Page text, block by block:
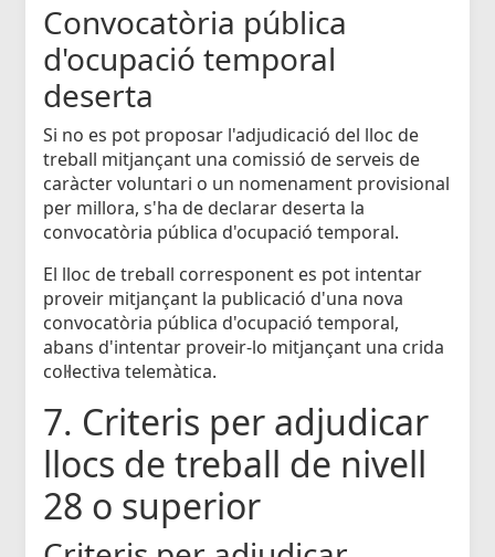
Convocatòria pública
d'ocupació temporal
deserta
Si no es pot proposar l'adjudicació del lloc de
treball mitjançant una comissió de serveis de
caràcter voluntari o un nomenament provisional
per millora, s'ha de declarar deserta la
convocatòria pública d'ocupació temporal.
El lloc de treball corresponent es pot intentar
proveir mitjançant la publicació d'una nova
convocatòria pública d'ocupació temporal,
abans d'intentar proveir-lo mitjançant una crida
col·lectiva telemàtica.
7. Criteris per adjudicar
llocs de treball de nivell
28 o superior